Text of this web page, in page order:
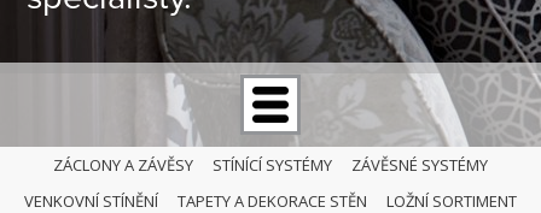
ZÁCLONY A ZÁVĚSY STÍNÍCÍ SYSTÉMY
ZÁVĚSNÉ SYSTÉMY
VENKOVNÍ STÍNĚNÍ
TAPETY A DEKORACE STĚN
LOŽNÍ SORTIMENT